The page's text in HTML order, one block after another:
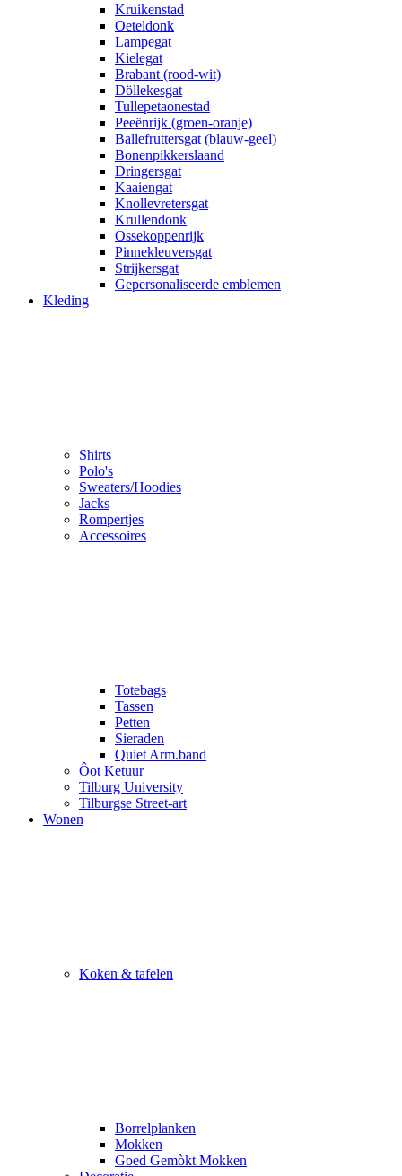
Kruikenstad
Oeteldonk
Lampegat
Kielegat
Brabant (rood-wit)
Döllekesgat
Tullepetaonestad
Peeënrijk (groen-oranje)
Ballefruttersgat (blauw-geel)
Bonenpikkerslaand
Dringersgat
Kaaiengat
Knollevretersgat
Krullendonk
Ossekoppenrijk
Pinnekleuversgat
Strijkersgat
Gepersonaliseerde emblemen
Kleding
Shirts
Polo's
Sweaters/Hoodies
Jacks
Rompertjes
Accessoires
Totebags
Tassen
Petten
Sieraden
Quiet Arm.band
Ôot Ketuur
Tilburg University
Tilburgse Street-art
Wonen
Koken & tafelen
Borrelplanken
Mokken
Goed Gemòkt Mokken